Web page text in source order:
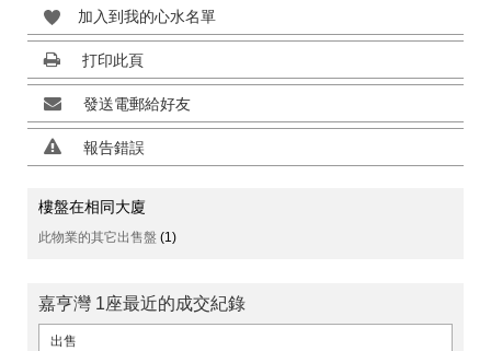
加入到我的心水名單
打印此頁
發送電郵給好友
報告錯誤
樓盤在相同大廈
此物業的其它出售盤 (1)
嘉亨灣 1座最近的成交紀錄
出售